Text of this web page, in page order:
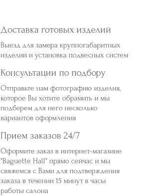
Доставка готовых изделий
Выезд для замера крупногабаритных
изделий и установка подвесных систем
Консультации по подбору
Отправьте нам фотографию изделия,
которое Вы хотите обрамить и мы
подберем для него несколько
вариантов оформления
Прием заказов 24/7
Оформите заказ в интернет-магазине
"Baguette Hall" прямо сейчас и мы
свяжемся с Вами для подтверждения
заказа в течении 15 минут в часы
работы салона